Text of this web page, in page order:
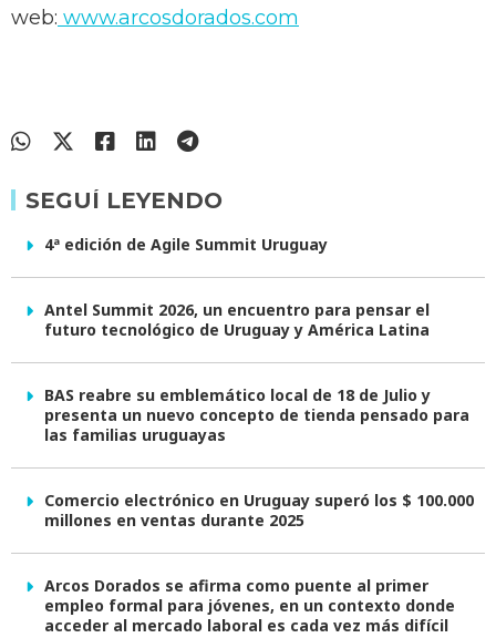
web: www.arcosdorados.com
SEGUÍ LEYENDO
4ª edición de Agile Summit Uruguay
Antel Summit 2026, un encuentro para pensar el
futuro tecnológico de Uruguay y América Latina
BAS reabre su emblemático local de 18 de Julio y
presenta un nuevo concepto de tienda pensado para
las familias uruguayas
Comercio electrónico en Uruguay superó los $ 100.000
millones en ventas durante 2025
Arcos Dorados se afirma como puente al primer
empleo formal para jóvenes, en un contexto donde
acceder al mercado laboral es cada vez más difícil